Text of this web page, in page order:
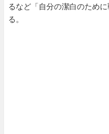
るなど「自分の潔白のため
る。